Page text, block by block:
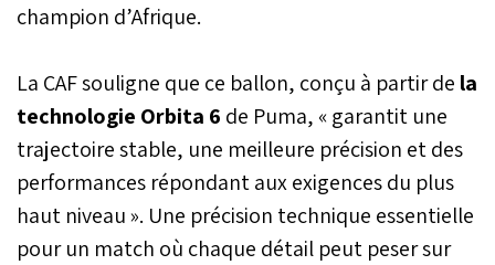
champion d’Afrique.
La CAF souligne que ce ballon, conçu à partir de la
technologie Orbita 6 de Puma, « garantit une
trajectoire stable, une meilleure précision et des
performances répondant aux exigences du plus
haut niveau ». Une précision technique essentielle
pour un match où chaque détail peut peser sur